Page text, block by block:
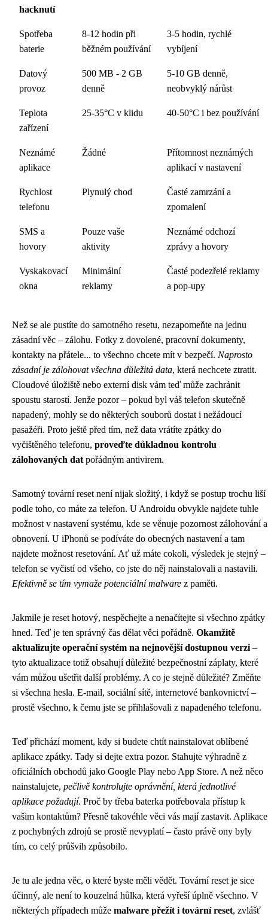
hacknutí
Spotřeba
baterie
8-12 hodin při
běžném používání
3-5 hodin, rychlé
vybíjení
Datový
provoz
500 MB - 2 GB
denně
5-10 GB denně,
neobvyklý nárůst
Teplota
zařízení
25-35°C v klidu 40-50°C i bez používání
Neznámé
aplikace
Žádné
Přítomnost neznámých
aplikací v nastavení
Rychlost
telefonu
Plynulý chod
Časté zamrzání a
zpomalení
SMS a
hovory
Pouze vaše
aktivity
Neznámé odchozí
zprávy a hovory
Vyskakovací
okna
Minimální
reklamy
Časté podezřelé reklamy
a pop-upy
Než se ale pustíte do samotného resetu, nezapomeňte na jednu
zásadní věc – zálohu. Fotky z dovolené, pracovní dokumenty,
kontakty na přátele... to všechno chcete mít v bezpečí. Naprosto
zásadní je zálohovat všechna důležitá data, která nechcete ztratit.
Cloudové úložiště nebo externí disk vám teď může zachránit
spoustu starostí. Jenže pozor – pokud byl váš telefon skutečně
napadený, mohly se do některých souborů dostat i nežádoucí
pasažéři. Proto ještě před tím, než data vrátíte zpátky do
vyčištěného telefonu, proveďte důkladnou kontrolu
zálohovaných dat pořádným antivirem.
Samotný tovární reset není nijak složitý, i když se postup trochu liší
podle toho, co máte za telefon. U Androidu obvykle najdete tuhle
možnost v nastavení systému, kde se věnuje pozornost zálohování a
obnovení. U iPhonů se podíváte do obecných nastavení a tam
najdete možnost resetování. Ať už máte cokoli, výsledek je stejný –
telefon se vyčistí od všeho, co jste do něj nainstalovali a nastavili.
Efektivně se tím vymaže potenciální malware z paměti.
Jakmile je reset hotový, nespěchejte a nenačítejte si všechno zpátky
hned. Teď je ten správný čas dělat věci pořádně. Okamžitě
aktualizujte operační systém na nejnovější dostupnou verzi –
tyto aktualizace totiž obsahují důležité bezpečnostní záplaty, které
vám můžou ušetřit další problémy. A co je stejně důležité? Změňte
si všechna hesla. E-mail, sociální sítě, internetové bankovnictví –
prostě všechno, k čemu jste se přihlašovali z napadeného telefonu.
Teď přichází moment, kdy si budete chtít nainstalovat oblíbené
aplikace zpátky. Tady si dejte extra pozor. Stahujte výhradně z
oficiálních obchodů jako Google Play nebo App Store. A než něco
nainstalujete, pečlivě kontrolujte oprávnění, která jednotlivé
aplikace požadují. Proč by třeba baterka potřebovala přístup k
vašim kontaktům? Přesně takovéhle věci vás mají zastavit. Aplikace
z pochybných zdrojů se prostě nevyplatí – často právě ony byly
tím, co celý průšvih způsobilo.
Je tu ale jedna věc, o které byste měli vědět. Tovární reset je sice
účinný, ale není to kouzelná hůlka, která vyřeší úplně všechno. V
některých případech může malware přežít i tovární reset, zvlášť